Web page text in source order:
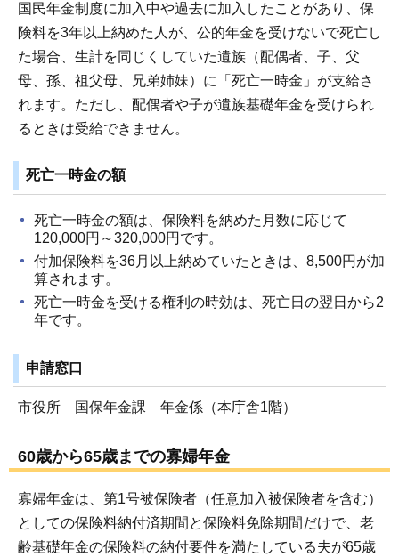
国民年金制度に加入中や過去に加入したことがあり、保
険料を3年以上納めた人が、公的年金を受けないで死亡し
た場合、生計を同じくしていた遺族（配偶者、子、父
母、孫、祖父母、兄弟姉妹）に「死亡一時金」が支給さ
れます。ただし、配偶者や子が遺族基礎年金を受けられ
るときは受給できません。
死亡一時金の額
死亡一時金の額は、保険料を納めた月数に応じて
120,000円～320,000円です。
付加保険料を36月以上納めていたときは、8,500円が加
算されます。
死亡一時金を受ける権利の時効は、死亡日の翌日から2
年です。
申請窓口
市役所 国保年金課 年金係（本庁舎1階）
60歳から65歳までの寡婦年金
寡婦年金は、第1号被保険者（任意加入被保険者を含む）
としての保険料納付済期間と保険料免除期間だけで、老
齢基礎年金の保険料の納付要件を満たしている夫が65歳